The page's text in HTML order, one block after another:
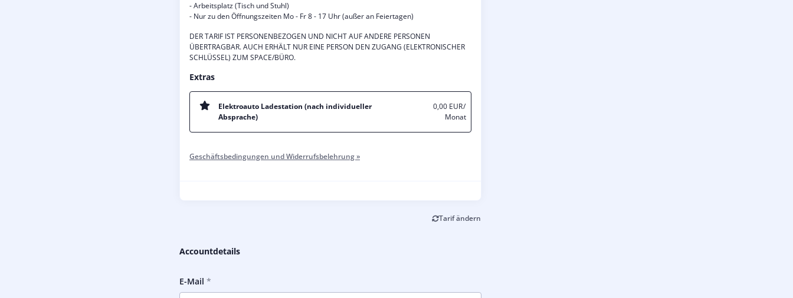
- Arbeitsplatz (Tisch und Stuhl)
- Nur zu den Öffnungszeiten Mo - Fr 8 - 17 Uhr (außer an Feiertagen)
DER TARIF IST PERSONENBEZOGEN UND NICHT AUF ANDERE PERSONEN
ÜBERTRAGBAR. AUCH ERHÄLT NUR EINE PERSON DEN ZUGANG (ELEKTRONISCHER
SCHLÜSSEL) ZUM SPACE/BÜRO.
Extras
Elektroauto Ladestation (nach individueller
Absprache)
0,00 EUR/
Monat
Geschäftsbedingungen und Widerrufsbelehrung »
Tarif ändern
Accountdetails
E-Mail